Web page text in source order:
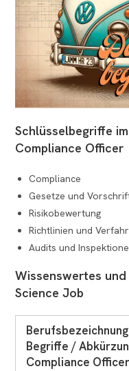
Schlüsselbegriffe
Compliance Officer
Compliance
Gesetze und
Risikobewertung
Richtlinien und
Audits und
Wissenswertes
Science Job
Begriffe /
Compliance Officer